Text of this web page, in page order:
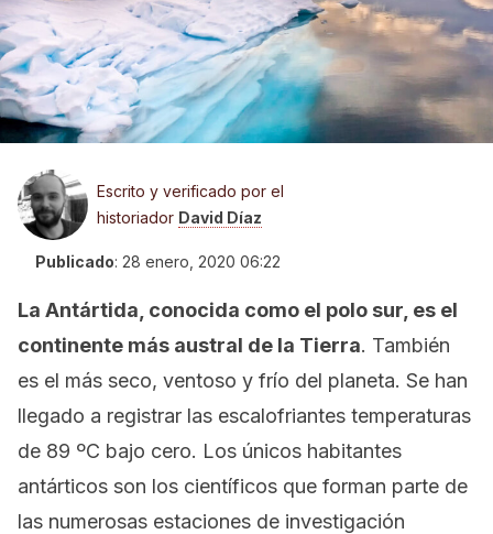
Escrito y verificado por el
historiador David Díaz
Publicado: 28 enero, 2020 06:22
La Antártida, conocida como el polo sur, es el
continente más austral de la Tierra. También
es el más seco, ventoso y frío del planeta. Se han
llegado a registrar las escalofriantes temperaturas
de 89 ºC bajo cero. Los únicos habitantes
antárticos son los científicos que forman parte de
las numerosas estaciones de investigación